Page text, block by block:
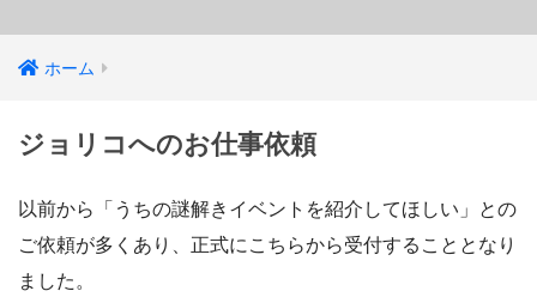
ホーム
ジョリコへのお仕事依頼
以前から「うちの謎解きイベントを紹介してほしい」との
ご依頼が多くあり、正式にこちらから受付することとなり
ました。